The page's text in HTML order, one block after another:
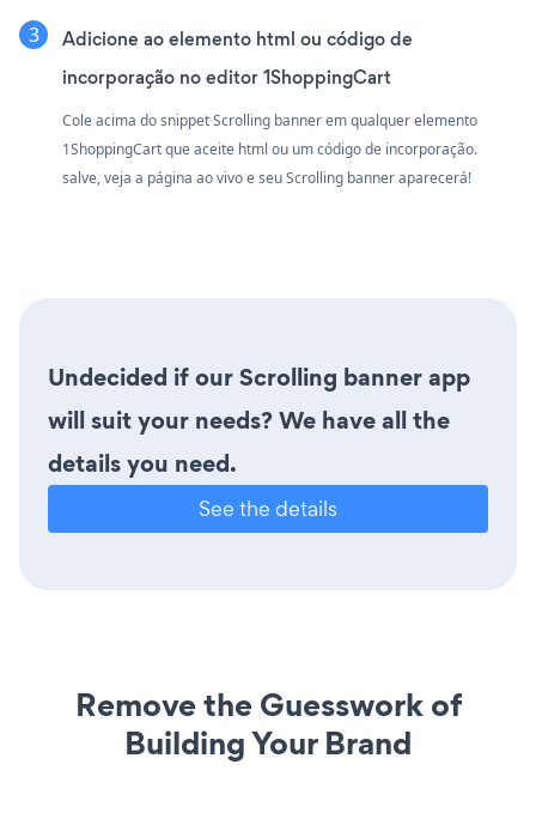
Adicione ao elemento html ou código de
incorporação no editor 1ShoppingCart
Cole acima do snippet Scrolling banner em qualquer elemento
1ShoppingCart que aceite html ou um código de incorporação.
salve, veja a página ao vivo e seu Scrolling banner aparecerá!
Undecided if our Scrolling banner app
will suit your needs? We have all the
details you need.
See the details
Remove the Guesswork of
Building Your Brand